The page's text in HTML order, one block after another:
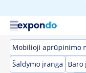
Mobilioji aprūpinimo
Šaldymo įranga
Baro